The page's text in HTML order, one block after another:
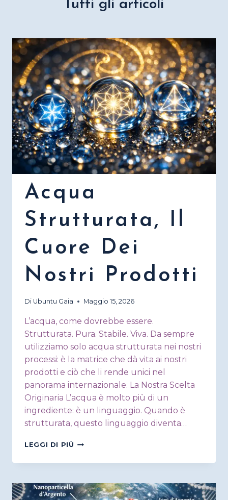
Tutti gli articoli
Acqua
Strutturata, Il
Cuore Dei
Nostri Prodotti
Di Ubuntu Gaia Maggio 15, 2026
L’acqua, come dovrebbe essere.
Strutturata. Pura. Stabile. Viva. Da sempre
utilizziamo solo acqua strutturata nei nostri
processi: è la matrice che dà vita ai nostri
prodotti e ciò che li rende unici nel
panorama internazionale. La Nostra Scelta
Originaria L’acqua è molto più di un
ingrediente: è un linguaggio. Quando è
strutturata, questo linguaggio diventa…
LEGGI DI PIÙ ACQUA
IL
DEI
NOSTRI